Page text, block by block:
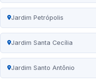
Jardim Petrópolis
Jardim Santa Cecília
Jardim Santo Antônio